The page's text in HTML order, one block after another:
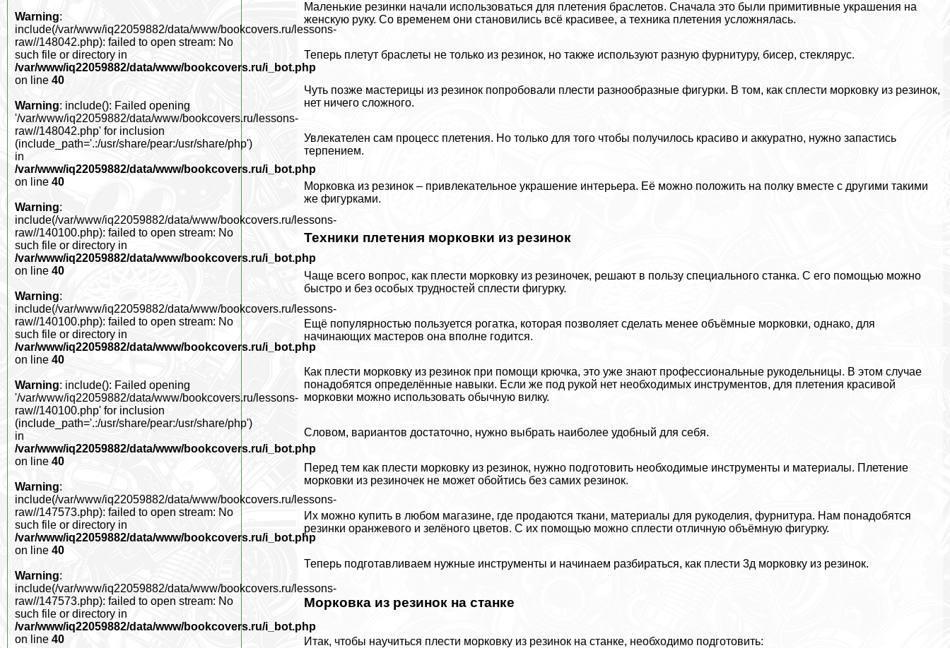
Маленькие резинки начали использоваться для плетения браслетов. Сначала это были примитивные украшения на
женскую руку. Со временем они становились всё красивее, а техника плетения усложнялась.
Теперь плетут браслеты не только из резинок, но также используют разную фурнитуру, бисер, стеклярус.
Чуть позже мастерицы из резинок попробовали плести разнообразные фигурки. В том, как сплести морковку из резинок,
нет ничего сложного.
Увлекателен сам процесс плетения. Но только для того чтобы получилось красиво и аккуратно, нужно запастись
терпением.
Морковка из резинок – привлекательное украшение интерьера. Её можно положить на полку вместе с другими такими
же фигурками.
Техники плетения морковки из резинок
Чаще всего вопрос, как плести морковку из резиночек, решают в пользу специального станка. С его помощью можно
быстро и без особых трудностей сплести фигурку.
Ещё популярностью пользуется рогатка, которая позволяет сделать менее объёмные морковки, однако, для
начинающих мастеров она вполне годится.
Как плести морковку из резинок при помощи крючка, это уже знают профессиональные рукодельницы. В этом случае
понадобятся определённые навыки. Если же под рукой нет необходимых инструментов, для плетения красивой
морковки можно использовать обычную вилку.
Словом, вариантов достаточно, нужно выбрать наиболее удобный для себя.
Перед тем как плести морковку из резинок, нужно подготовить необходимые инструменты и материалы. Плетение
морковки из резиночек не может обойтись без самих резинок.
Их можно купить в любом магазине, где продаются ткани, материалы для рукоделия, фурнитура. Нам понадобятся
резинки оранжевого и зелёного цветов. С их помощью можно сплести отличную объёмную фигурку.
Теперь подготавливаем нужные инструменты и начинаем разбираться, как плести 3д морковку из резинок.
Морковка из резинок на станке
Итак, чтобы научиться плести морковку из резинок на станке, необходимо подготовить:
Warning:
include(/var/www/iq22059882/data/www/bookcovers.ru/lessons-
raw//148042.php): failed to open stream: No
such file or directory in
/var/www/iq22059882/data/www/bookcovers.ru/i_bot.php
on line 40
Warning: include(): Failed opening
'/var/www/iq22059882/data/www/bookcovers.ru/lessons-
raw//148042.php' for inclusion
(include_path='.:/usr/share/pear:/usr/share/php')
in
/var/www/iq22059882/data/www/bookcovers.ru/i_bot.php
on line 40
Warning:
include(/var/www/iq22059882/data/www/bookcovers.ru/lessons-
raw//140100.php): failed to open stream: No
such file or directory in
/var/www/iq22059882/data/www/bookcovers.ru/i_bot.php
on line 40
Warning:
include(/var/www/iq22059882/data/www/bookcovers.ru/lessons-
raw//140100.php): failed to open stream: No
such file or directory in
/var/www/iq22059882/data/www/bookcovers.ru/i_bot.php
on line 40
Warning: include(): Failed opening
'/var/www/iq22059882/data/www/bookcovers.ru/lessons-
raw//140100.php' for inclusion
(include_path='.:/usr/share/pear:/usr/share/php')
in
/var/www/iq22059882/data/www/bookcovers.ru/i_bot.php
on line 40
Warning:
include(/var/www/iq22059882/data/www/bookcovers.ru/lessons-
raw//147573.php): failed to open stream: No
such file or directory in
/var/www/iq22059882/data/www/bookcovers.ru/i_bot.php
on line 40
Warning:
include(/var/www/iq22059882/data/www/bookcovers.ru/lessons-
raw//147573.php): failed to open stream: No
such file or directory in
/var/www/iq22059882/data/www/bookcovers.ru/i_bot.php
on line 40